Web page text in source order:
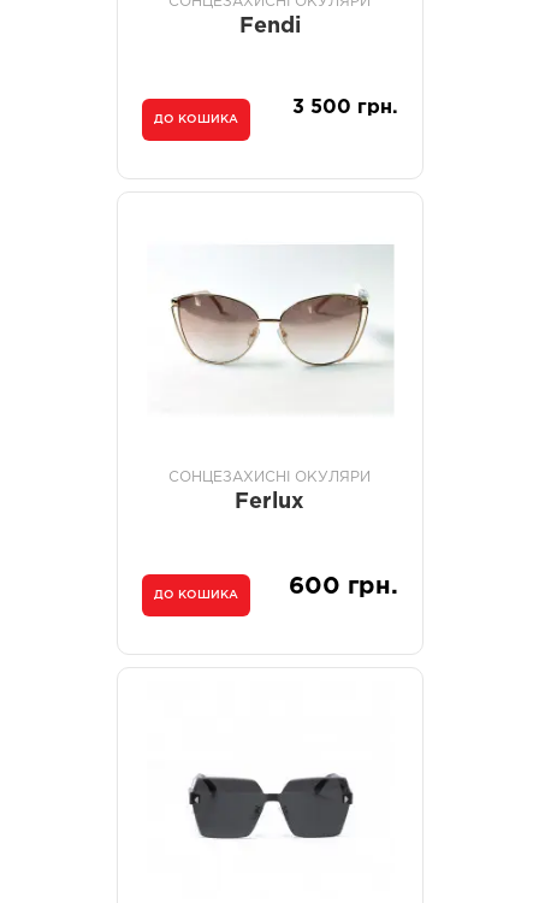
Fendi
ДО КОШИКА
3 500 грн.
СОНЦЕЗАХИСНІ ОКУЛЯРИ
Ferlux
ДО КОШИКА 600 грн.